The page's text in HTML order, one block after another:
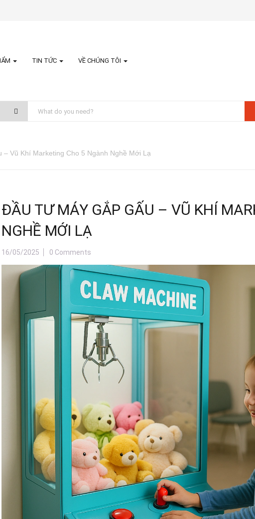
TIN TỨC VỀ CHÚNG TÔI
Vũ Khí Marketing Cho 5 Ngành Nghề Mới Lạ
ĐẦU TƯ MÁY GẮP GẤU – VŨ KHÍ
NGHỀ MỚI LẠ
16/05/2025 0 Comments